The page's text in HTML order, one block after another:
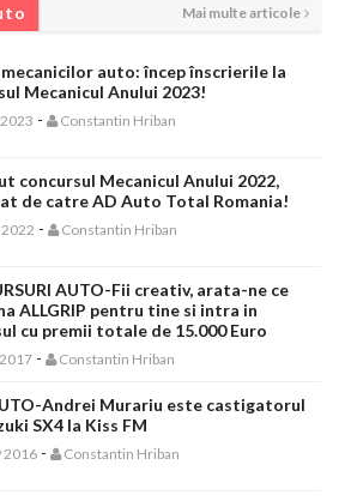
Mai multe articole
auto: încep înscrierile la
Mecanicul Anului 2023!
- Constantin Hriban
concursul Mecanicul Anului 2022,
de catre AD Auto Total Romania!
- Constantin Hriban
AUTO-Fii creativ, arata-ne ce
ALLGRIP pentru tine si intra in
cu premii totale de 15.000 Euro
- Constantin Hriban
Andrei Murariu este castigatorul
SX4 la Kiss FM
2016 - Constantin Hriban